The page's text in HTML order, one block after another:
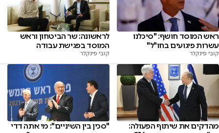
ראש המוסד חושף: "סיכלנו
עשרות פיגועים בחו"ל"
קובי פינקלר
לראשונה: שר הביטחון וראש
המוסד בפגישת עבודה
קובי פינקלר
מהדקים את שיתוף הפעולה:
"סכין בין השיניים": מי אתה דדי